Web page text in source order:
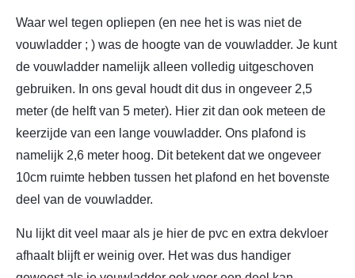
Waar wel tegen opliepen (en nee het is was niet de
vouwladder ; ) was de hoogte van de vouwladder. Je kunt
de vouwladder namelijk alleen volledig uitgeschoven
gebruiken. In ons geval houdt dit dus in ongeveer 2,5
meter (de helft van 5 meter). Hier zit dan ook meteen de
keerzijde van een lange vouwladder. Ons plafond is
namelijk 2,6 meter hoog. Dit betekent dat we ongeveer
10cm ruimte hebben tussen het plafond en het bovenste
deel van de vouwladder.
Nu lijkt dit veel maar als je hier de pvc en extra dekvloer
afhaalt blijft er weinig over. Het was dus handiger